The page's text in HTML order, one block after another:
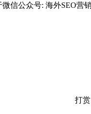
信公众号: 海外SEO营
打赏